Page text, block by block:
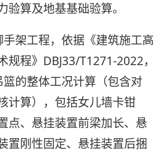
算及地基基础验算。
架工程，依据《建筑施工高
规程》DBJ33/T1271-2022，
的整体工况计算（包含对
计算），包括女儿墙卡钳
点、悬挂装置前梁加长、悬
置刚性固定、悬挂装置后捆